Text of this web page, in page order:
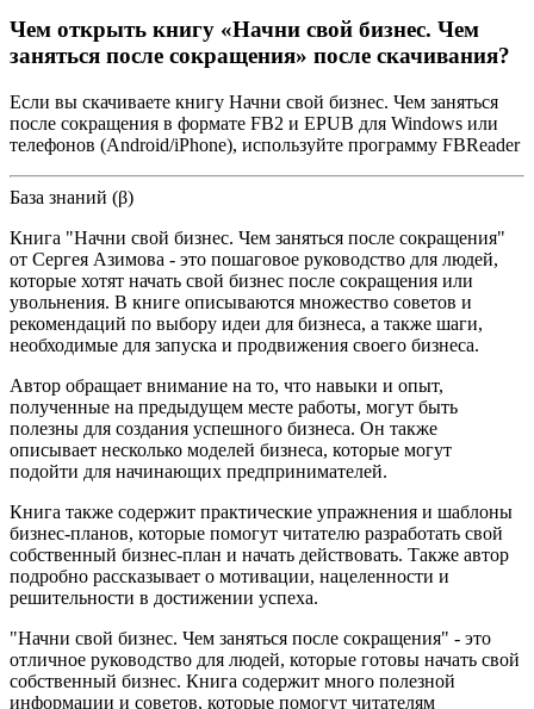
Чем открыть книгу «Начни свой бизнес. Чем
заняться после сокращения» после скачивания?
Если вы скачиваете книгу Начни свой бизнес. Чем заняться
после сокращения в формате FB2 и EPUB для Windows или
телефонов (Android/iPhone), используйте программу FBReader
База знаний (β)
Книга "Начни свой бизнес. Чем заняться после сокращения"
от Сергея Азимова - это пошаговое руководство для людей,
которые хотят начать свой бизнес после сокращения или
увольнения. В книге описываются множество советов и
рекомендаций по выбору идеи для бизнеса, а также шаги,
необходимые для запуска и продвижения своего бизнеса.
Автор обращает внимание на то, что навыки и опыт,
полученные на предыдущем месте работы, могут быть
полезны для создания успешного бизнеса. Он также
описывает несколько моделей бизнеса, которые могут
подойти для начинающих предпринимателей.
Книга также содержит практические упражнения и шаблоны
бизнес-планов, которые помогут читателю разработать свой
собственный бизнес-план и начать действовать. Также автор
подробно рассказывает о мотивации, нацеленности и
решительности в достижении успеха.
"Начни свой бизнес. Чем заняться после сокращения" - это
отличное руководство для людей, которые готовы начать свой
собственный бизнес. Книга содержит много полезной
информации и советов, которые помогут читателям